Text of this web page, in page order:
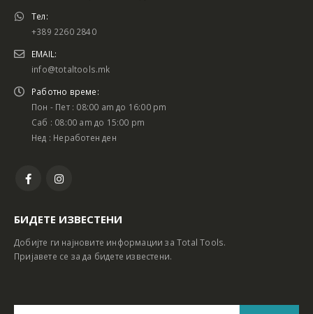
Батериски сет Ротирачки Чекан и Бормашина 20V
Тел:
+389 2260 2840
EMAIL:
info@totaltools.mk
Работно време:
Пон - Пет : 08:00 am до 16:00 pm
Саб : 08:00 am до 15:00 pm
Нед : Неработен ден
БИДЕТЕ ИЗВЕСТЕНИ
Добијте ги најновите информации за Total Tools.
Пријавете се за да бидете известени.